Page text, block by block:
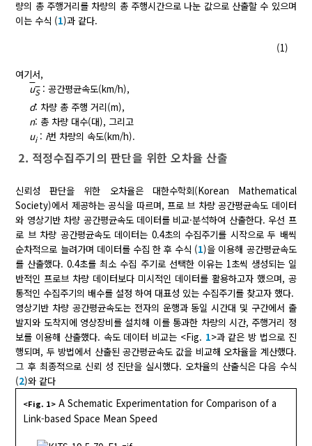
량의 총 주행거리를 차량의 총 주행시간으로 나눈 값으로 산출할 수 있으며
이는 수식 (1)과 같다.
(1)
여기서,
uS: 공간평균속도(km/h),
d: 차량 총 주행 거리(m),
n: 총 차량 대수(대), 그리고
ui: i번 차량의 속도(km/h).
2. 적정수집주기의 판단을 위한 오차율 산출
신뢰성 판단을 위한 오차율은 대한수학회(Korean Mathematical
Society)에서 제공하는 공식을 따르며, 프로 브 차량 공간평균속도 데이터
와 영상기반 차량 공간평균속도 데이터를 비교·분석하여 산출한다. 우선 프
로 브 차량 공간평균속도 데이터는 0.4초의 수집주기를 시작으로 두 배씩
순차적으로 늘려가며 데이터를 수집 한 후 수식 (1)을 이용해 공간평균속도
를 산출했다. 0.4초를 최소 수집 주기로 선택한 이유는 1초씩 생성되는 일
반적인 프로브 차량 데이터보다 미시적인 데이터를 활용하고자 했으며, 공
통적인 수집주기의 배수를 설정 하여 대표성 있는 수집주기를 찾고자 했다.
영상기반 차량 공간평균속도는 전자의 운행과 동일 시간대 및 구간에서 출
발지와 도착지에 영상장비를 설치해 이를 통과한 차량의 시간, 주행거리 정
보를 이용해 산출했다. 속도 데이터 비교는 <Fig. 1>과 같은 방 법으로 진
행되며, 두 방법에서 산출된 공간평균속도 값을 비교해 오차율을 계산했다.
그 후 최종적으로 신뢰 성 진단을 실시했다. 오차율의 산출식은 다음 수식
(2)와 같다
<Fig. 1> A Schematic Experimentation for Comparison of a
Link-based Space Mean Speed